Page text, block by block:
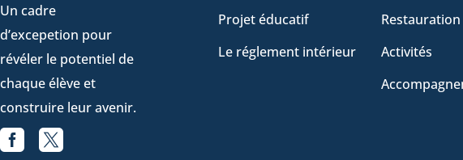
Un cadre
d’excepetion pour
révéler le potentiel de
chaque élève et
construire leur avenir.
 Facebook

Projet éducatif
Le réglement intérieur
Restauration
Activités